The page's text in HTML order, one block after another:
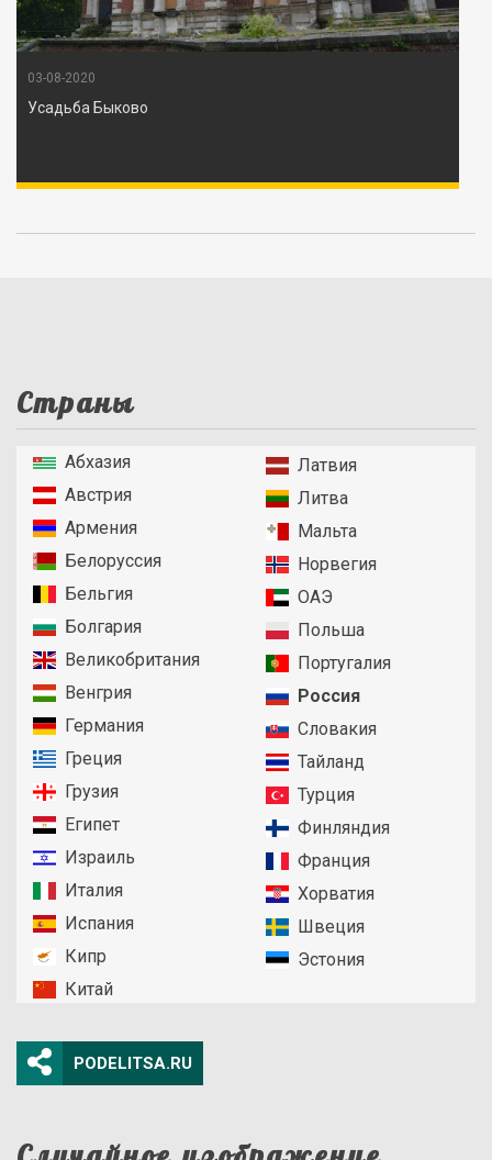
03-08-2020
Усадьба Быково
Страны
Абхазия
Австрия
Армения
Белоруссия
Бельгия
Болгария
Великобритания
Венгрия
Германия
Греция
Грузия
Египет
Израиль
Италия
Испания
Кипр
Китай
Латвия
Литва
Мальта
Норвегия
ОАЭ
Польша
Португалия
Россия
Словакия
Тайланд
Турция
Финляндия
Франция
Хорватия
Швеция
Эстония
PODELITSA.RU